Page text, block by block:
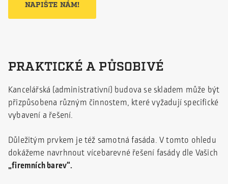
NAPIŠTE NÁM!
PRAKTICKÉ A PŮSOBIVÉ
Kancelářská (administrativní) budova se skladem může být
přizpůsobena různým činnostem, které vyžadují specifické
vybavení a řešení.
Důležitým prvkem je též samotná fasáda. V tomto ohledu
dokážeme navrhnout vícebarevné řešení fasády dle Vašich
„firemních barev“.